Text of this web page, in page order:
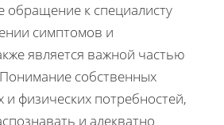
обращение к специалисту
симптомов и
является важной частью
собственных
физических потребностей,
и адекватно